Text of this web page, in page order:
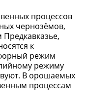
процессов
чернозёмов,
к
режим
режиму
В орошаемых
процессам